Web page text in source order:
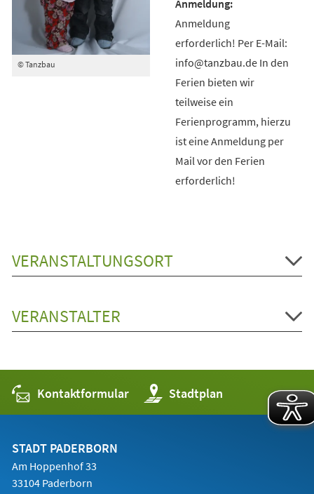
© Tanzbau
Anmeldung
erforderlich! Per E-Mail:
info@tanzbau.de In den
Ferien bieten wir
teilweise ein
Ferienprogramm, hierzu
ist eine Anmeldung per
Mail vor den Ferien
erforderlich!
VERANSTALTUNGSORT
VERANSTALTER
Kontaktformular Stadtplan
(Öffnet
in
einem
STADT PADERBORN
Am Hoppenhof 33
33104 Paderborn